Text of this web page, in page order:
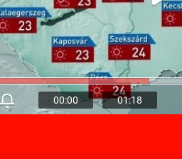
00:00 01:18